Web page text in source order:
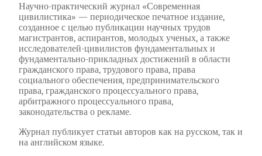
Научно-практический журнал «Современная
цивилистика» — периодическое печатное издание,
созданное с целью публикации научных трудов
магистрантов, аспирантов, молодых ученых, а также
исследователей-цивилистов фундаментальных и
фундаментально-прикладных достижений в области
гражданского права, трудового права, права
социального обеспечения, предпринимательского
права, гражданского процессуального права,
арбитражного процессуального права,
законодательства о рекламе.
Журнал публикует статьи авторов как на русском, так и
на английском языке.